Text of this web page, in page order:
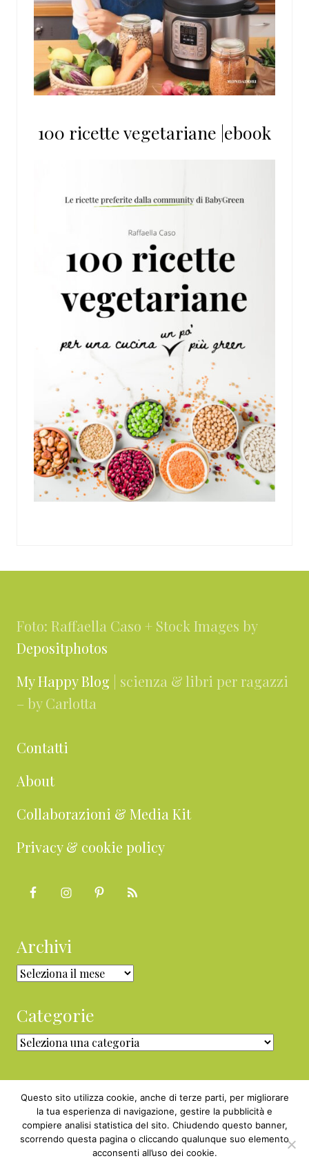
100 ricette vegetariane |ebook
Foto: Raffaella Caso + Stock Images by
Depositphotos
My Happy Blog | scienza & libri per ragazzi
– by Carlotta
Contatti
About
Collaborazioni & Media Kit
Privacy & cookie policy
Archivi
Archivi
Categorie
Categorie
Copyright © 2010 - 2026 BabyGreen™ ·
P.IVA 05829800969 · Webmaster
Questo sito utilizza cookie, anche di terze parti, per migliorare
la tua esperienza di navigazione, gestire la pubblicità e
compiere analisi statistica del sito. Chiudendo questo banner,
scorrendo questa pagina o cliccando qualunque suo elemento
acconsenti all’uso dei cookie.